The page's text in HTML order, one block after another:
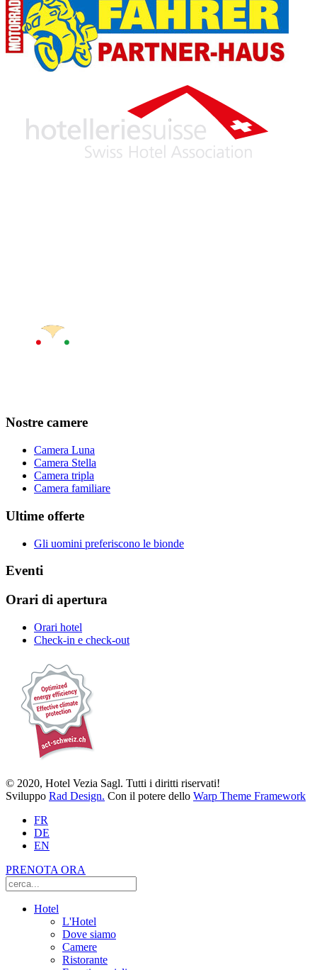
Nostre camere
Camera Luna
Camera Stella
Camera tripla
Camera familiare
Ultime offerte
Gli uomini preferiscono le bionde
Eventi
Orari di apertura
Orari hotel
Check-in e check-out
© 2020, Hotel Vezia Sagl. Tutti i diritti riservati!
Sviluppo Rad Design. Con il potere dello Warp Theme Framework
FR
DE
EN
PRENOTA ORA
Hotel
L'Hotel
Dove siamo
Camere
Ristorante